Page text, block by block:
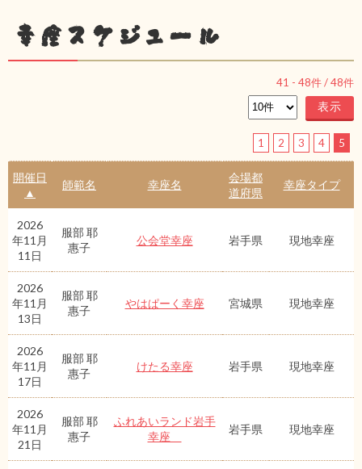
幸座スケジュール
41 - 48件 /48件
1 2 3 4 5
開催日
▲
師範名 幸座名
会場都
道府県
幸座タイプ
2026
年11月
11日
服部 耶
惠子
公会堂幸座 岩手県 現地幸座
2026
年11月
13日
服部 耶
惠子
やはぱーく幸座 宮城県 現地幸座
2026
年11月
17日
服部 耶
惠子
けたる幸座 岩手県 現地幸座
2026
年11月
21日
服部 耶
惠子
ふれあいランド岩手
幸座
岩手県 現地幸座